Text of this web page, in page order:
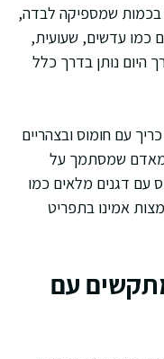
בכמות שמספיקה לבדה,
כמו עדשים, שעועית,
היום נותן בדרך כלל
עם חומוס ובצהריים
מאדם שמסתמך על
עם דגנים מלאים כמו
אמינו בתפריט
עם